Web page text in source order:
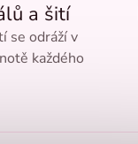
a šití
se odráží v
každého